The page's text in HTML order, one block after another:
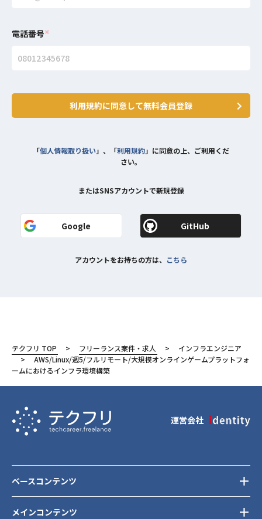
電話番号※
利用規約に同意して無料会員登録
「個人情報取り扱い」、「利用規約」に同意の上、ご利用くだ
さい。
またはSNSアカウントで新規登録
Google GitHub
アカウントをお持ちの方は、 こちら
テクフリ TOP フリーランス案件・求人
インフラエンジニア
AWS/Linux/週5/フルリモート/大規模オンラインゲームプラットフォ
ームにおけるインフラ環境構築
運営会社
メインコンテンツ
ベースコンテンツ